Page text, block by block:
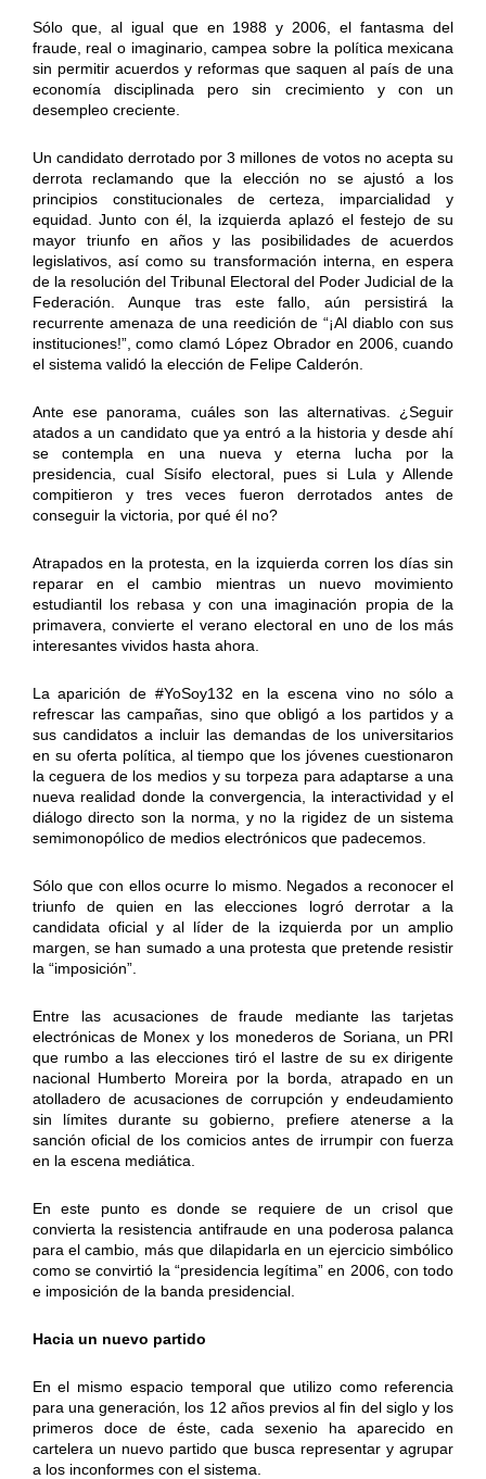
Sólo que, al igual que en 1988 y 2006, el fantasma del
fraude, real o imaginario, campea sobre la política mexicana
sin permitir acuerdos y reformas que saquen al país de una
economía disciplinada pero sin crecimiento y con un
desempleo creciente.
Un candidato derrotado por 3 millones de votos no acepta su
derrota reclamando que la elección no se ajustó a los
principios constitucionales de certeza, imparcialidad y
equidad. Junto con él, la izquierda aplazó el festejo de su
mayor triunfo en años y las posibilidades de acuerdos
legislativos, así como su transformación interna, en espera
de la resolución del Tribunal Electoral del Poder Judicial de la
Federación. Aunque tras este fallo, aún persistirá la
recurrente amenaza de una reedición de “¡Al diablo con sus
instituciones!”, como clamó López Obrador en 2006, cuando
el sistema validó la elección de Felipe Calderón.
Ante ese panorama, cuáles son las alternativas. ¿Seguir
atados a un candidato que ya entró a la historia y desde ahí
se contempla en una nueva y eterna lucha por la
presidencia, cual Sísifo electoral, pues si Lula y Allende
compitieron y tres veces fueron derrotados antes de
conseguir la victoria, por qué él no?
Atrapados en la protesta, en la izquierda corren los días sin
reparar en el cambio mientras un nuevo movimiento
estudiantil los rebasa y con una imaginación propia de la
primavera, convierte el verano electoral en uno de los más
interesantes vividos hasta ahora.
La aparición de #YoSoy132 en la escena vino no sólo a
refrescar las campañas, sino que obligó a los partidos y a
sus candidatos a incluir las demandas de los universitarios
en su oferta política, al tiempo que los jóvenes cuestionaron
la ceguera de los medios y su torpeza para adaptarse a una
nueva realidad donde la convergencia, la interactividad y el
diálogo directo son la norma, y no la rigidez de un sistema
semimonopólico de medios electrónicos que padecemos.
Sólo que con ellos ocurre lo mismo. Negados a reconocer el
triunfo de quien en las elecciones logró derrotar a la
candidata oficial y al líder de la izquierda por un amplio
margen, se han sumado a una protesta que pretende resistir
la “imposición”.
Entre las acusaciones de fraude mediante las tarjetas
electrónicas de Monex y los monederos de Soriana, un PRI
que rumbo a las elecciones tiró el lastre de su ex dirigente
nacional Humberto Moreira por la borda, atrapado en un
atolladero de acusaciones de corrupción y endeudamiento
sin límites durante su gobierno, prefiere atenerse a la
sanción oficial de los comicios antes de irrumpir con fuerza
en la escena mediática.
En este punto es donde se requiere de un crisol que
convierta la resistencia antifraude en una poderosa palanca
para el cambio, más que dilapidarla en un ejercicio simbólico
como se convirtió la “presidencia legítima” en 2006, con todo
e imposición de la banda presidencial.
Hacia un nuevo partido
En el mismo espacio temporal que utilizo como referencia
para una generación, los 12 años previos al fin del siglo y los
primeros doce de éste, cada sexenio ha aparecido en
cartelera un nuevo partido que busca representar y agrupar
a los inconformes con el sistema.